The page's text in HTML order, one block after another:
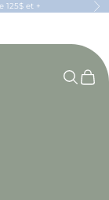
125$ et +
Panier